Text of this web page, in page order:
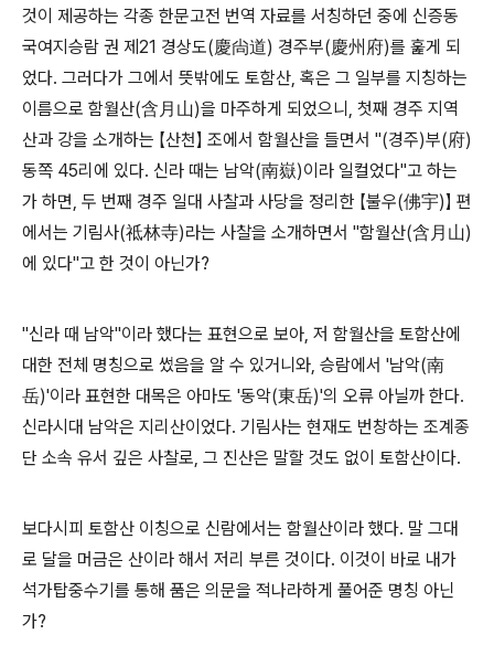
것이 제공하는 각종 한문고전 번역 자료를 서칭하던 중에 신증동
국여지승람 권 제21 경상도(慶尙道) 경주부(慶州府)를 훑게 되
었다. 그러다가 그에서 뜻밖에도 토함산, 혹은 그 일부를 지칭하는
이름으로 함월산(含月山)을 마주하게 되었으니, 첫째 경주 지역
산과 강을 소개하는 【산천】 조에서 함월산을 들면서 "(경주)부(府)
동쪽 45리에 있다. 신라 때는 남악(南嶽)이라 일컬었다"고 하는
가 하면, 두 번째 경주 일대 사찰과 사당을 정리한 【불우(佛宇)】 편
에서는 기림사(祗林寺)라는 사찰을 소개하면서 "함월산(含月山)
에 있다"고 한 것이 아닌가?
"신라 때 남악"이라 했다는 표현으로 보아, 저 함월산을 토함산에
대한 전체 명칭으로 썼음을 알 수 있거니와, 승람에서 '남악(南
岳)'이라 표현한 대목은 아마도 '동악(東岳)'의 오류 아닐까 한다.
신라시대 남악은 지리산이었다. 기림사는 현재도 번창하는 조계종
단 소속 유서 깊은 사찰로, 그 진산은 말할 것도 없이 토함산이다.
보다시피 토함산 이칭으로 신람에서는 함월산이라 했다. 말 그대
로 달을 머금은 산이라 해서 저리 부른 것이다. 이것이 바로 내가
석가탑중수기를 통해 품은 의문을 적나라하게 풀어준 명칭 아닌
가?